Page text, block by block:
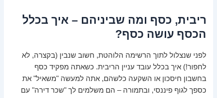
ריבית, כסף ומה שביניהם – איך בכלל
הכסף עושה כסף?
לפני שנצלול לתוך הרשימה הלוהטת, חשוב שנבין (בקצרה, לא
לחפור!) איך בכלל עובד עניין הריבית. כשאתה מפקיד כסף
בחשבון חיסכון או השקעה כלשהם, אתה למעשה "משאיל" את
כספך לגוף פיננסי, ובתמורה – הם משלמים לך "שכר דירה" עם